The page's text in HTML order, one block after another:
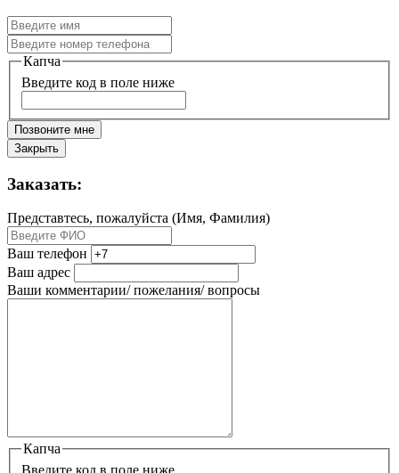
Капча
Введите код в поле ниже
Позвоните мне
Закрыть
Заказать:
Представтесь, пожалуйста (Имя, Фамилия)
Ваш телефон
Ваш адрес
Ваши комментарии/ пожелания/ вопросы
Капча
Введите код в поле ниже